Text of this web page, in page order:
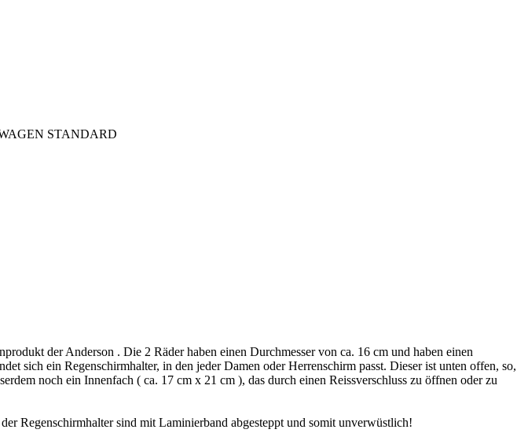
STANDARD
der Anderson . Die 2 Räder haben einen Durchmesser von ca. 16 cm und haben einen
sich ein Regenschirmhalter, in den jeder Damen oder Herrenschirm passt. Dieser ist unten offen, so,
noch ein Innenfach ( ca. 17 cm x 21 cm ), das durch einen Reissverschluss zu öffnen oder zu
Regenschirmhalter sind mit Laminierband abgesteppt und somit unverwüstlich!